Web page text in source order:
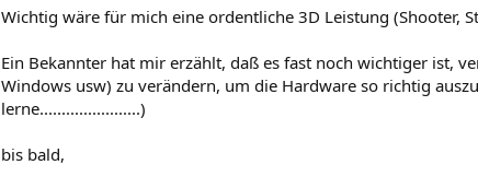
Wichtig wäre für mich eine ordentliche 3D Leistung (Shooter,
Ein Bekannter hat mir erzählt, daß es fast noch wichtiger ist,
Windows usw) zu verändern, um die Hardware so richtig
lerne.......................)
bis bald,